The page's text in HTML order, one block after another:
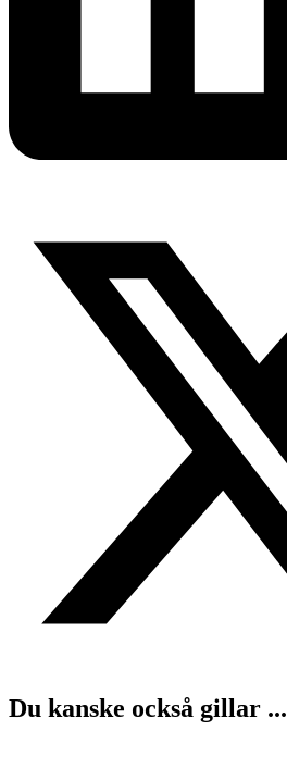
Du kanske också gillar ...